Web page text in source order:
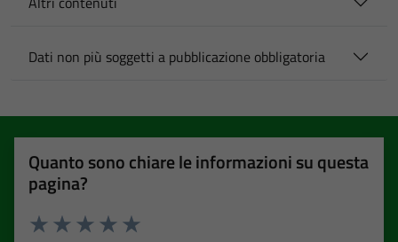
Dati non più soggetti a pubblicazione obbligatoria
Quanto sono chiare le informazioni su questa
pagina?